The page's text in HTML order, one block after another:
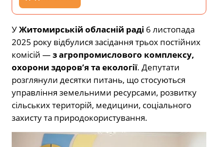
УЖитомирській обласній раді 6 листопада
2025 року відбулися засідання трьох постійних
комісій —з агропромислового комплексу,
охорони здоров’я та екології. Депутати
розглянули десятки питань, що стосуються
управління земельними ресурсами, розвитку
сільських територій, медицини, соціального
захисту та природокористування.